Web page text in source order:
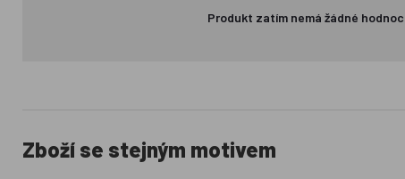
Produkt zatím nemá žádné
Zboží se stejným motivem